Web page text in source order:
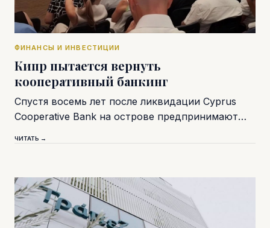
ФИНАНСЫ И ИНВЕСТИЦИИ
Кипр пытается вернуть
кооперативный банкинг
Спустя восемь лет после ликвидации Cyprus
Cooperative Bank на острове предпринимают…
ЧИТАТЬ →